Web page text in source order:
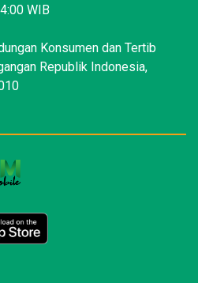
WIB
Konsumen dan Tertib
Republik Indonesia,